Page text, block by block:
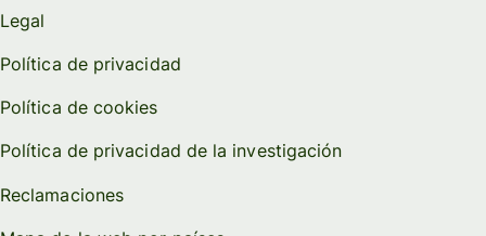
Legal
Política de privacidad
Política de cookies
Política de privacidad de la investigación
Reclamaciones